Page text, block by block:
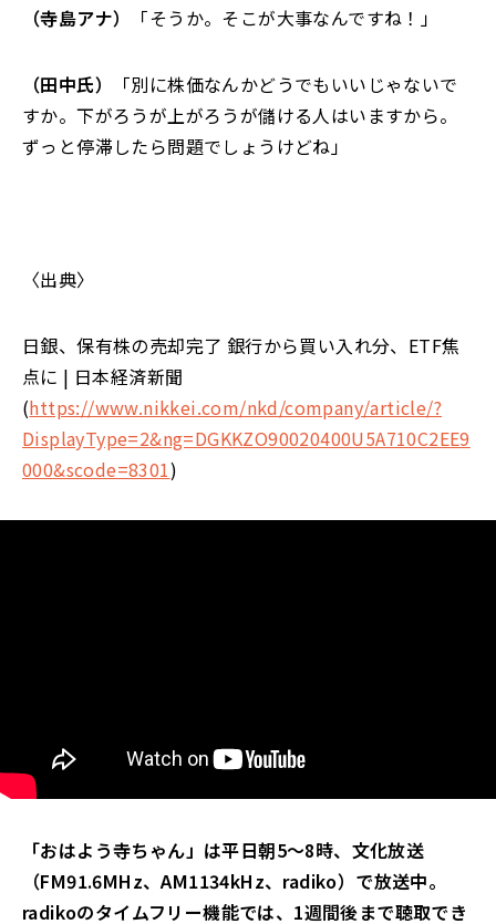
（寺島アナ） 「そうか。そこが大事なんですね！」
（田中氏） 「別に株価なんかどうでもいいじゃないで
すか。下がろうが上がろうが儲ける人はいますから。
ずっと停滞したら問題でしょうけどね」
〈出典〉
日銀、保有株の売却完了 銀行から買い入れ分、ETF焦
点に | 日本経済新聞
(https://www.nikkei.com/nkd/company/article/?
DisplayType=2&ng=DGKKZO90020400U5A710C2EE9
000&scode=8301)
「おはよう寺ちゃん」は平日朝5～8時、文化放送
（FM91.6MHz、AM1134kHz、radiko） で放送中。
radikoのタイムフリー機能では、1週間後まで聴取でき